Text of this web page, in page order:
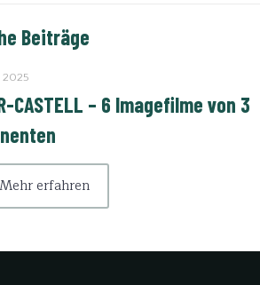
Beiträge
2025
CASTELL – 6 Imagefilme von 3
Mehr erfahren